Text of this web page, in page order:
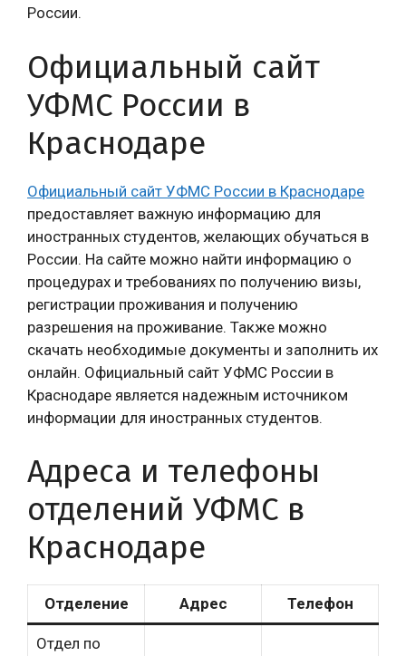
России.
Официальный сайт
УФМС России в
Краснодаре
Официальный сайт УФМС России в Краснодаре
предоставляет важную информацию для
иностранных студентов, желающих обучаться в
России. На сайте можно найти информацию о
процедурах и требованиях по получению визы,
регистрации проживания и получению
разрешения на проживание. Также можно
скачать необходимые документы и заполнить их
онлайн. Официальный сайт УФМС России в
Краснодаре является надежным источником
информации для иностранных студентов.
Адреса и телефоны
отделений УФМС в
Краснодаре
Отделение Адрес Телефон
Отдел по